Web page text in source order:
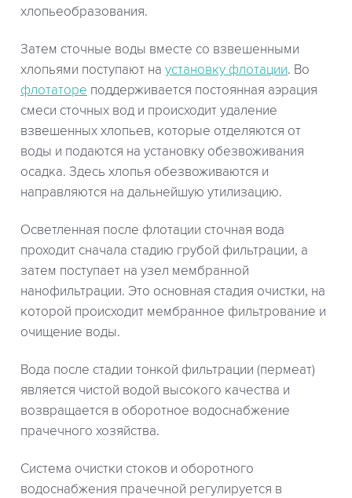
хлопьеобразования.
Затем сточные воды вместе со взвешенными
хлопьями поступают на установку флотации. Во
флотаторе поддерживается постоянная аэрация
смеси сточных вод и происходит удаление
взвешенных хлопьев, которые отделяются от
воды и подаются на установку обезвоживания
осадка. Здесь хлопья обезвоживаются и
направляются на дальнейшую утилизацию.
Осветленная после флотации сточная вода
проходит сначала стадию грубой фильтрации, а
затем поступает на узел мембранной
нанофильтрации. Это основная стадия очистки, на
которой происходит мембранное фильтрование и
очищение воды.
Вода после стадии тонкой фильтрации (пермеат)
является чистой водой высокого качества и
возвращается в оборотное водоснабжение
прачечного хозяйства.
Система очистки стоков и оборотного
водоснабжения прачечной регулируется в